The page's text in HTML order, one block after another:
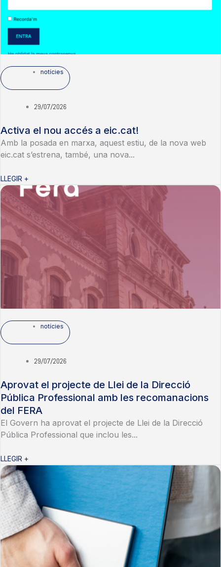
notícies
29/07/2026
Activa el nou accés a eic.cat!
Amb la posada en marxa, aquest estiu, de la nova web
eic.cat s’estrena, també, una nova...
LLEGIR +
notícies
29/07/2026
Aprovat el projecte de Llei de la Direcció
Pública Professional amb les recomanacions
del FERA
El Govern ha aprovat el projecte de Llei de la Direcció
Pública Professional que inclou les...
LLEGIR +